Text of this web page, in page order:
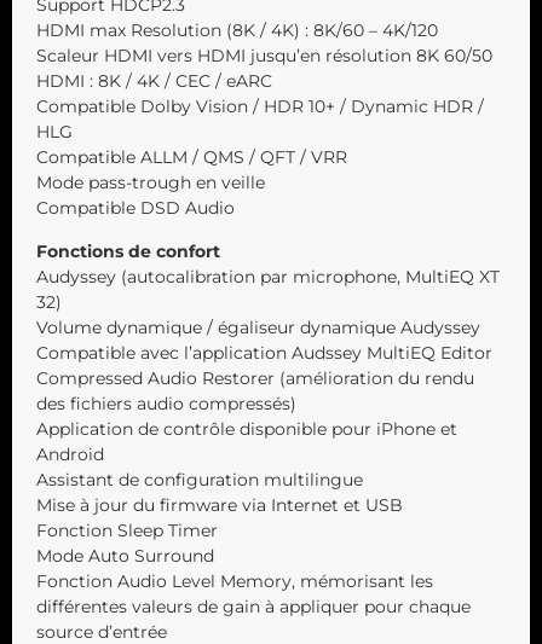
Support HDCP2.3
HDMI max Resolution (8K / 4K) : 8K/60 – 4K/120
Scaleur HDMI vers HDMI jusqu’en résolution 8K 60/50
HDMI : 8K / 4K / CEC / eARC
Compatible Dolby Vision / HDR 10+ / Dynamic HDR /
HLG
Compatible ALLM / QMS / QFT / VRR
Mode pass-trough en veille
Compatible DSD Audio
Fonctions de confort
Audyssey (autocalibration par microphone, MultiEQ XT
32)
Volume dynamique / égaliseur dynamique Audyssey
Compatible avec l’application Audssey MultiEQ Editor
Compressed Audio Restorer (amélioration du rendu
des fichiers audio compressés)
Application de contrôle disponible pour iPhone et
Android
Assistant de configuration multilingue
Mise à jour du firmware via Internet et USB
Fonction Sleep Timer
Mode Auto Surround
Fonction Audio Level Memory, mémorisant les
différentes valeurs de gain à appliquer pour chaque
source d’entrée